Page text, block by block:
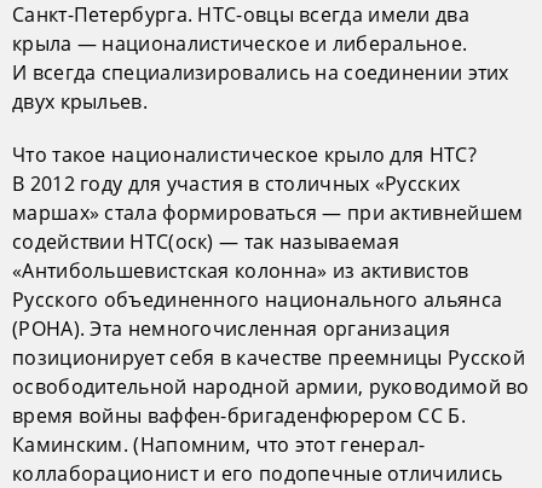
Санкт-Петербурга. НТС-овцы всегда имели два
крыла — националистическое и либеральное.
И всег­да специализировались на соединении этих
двух крыльев.
Что такое националистическое крыло для НТС?
В 2012 году для участия в столичных «Русских
маршах» стала формироваться — при активнейшем
содействии НТС(оск) — так называемая
«Антибольшевистская колонна» из активистов
Русского объединенного национального альянса
(РОНА). Эта немногочисленная организация
позиционирует себя в качестве преемницы Русской
освободительной народной армии, руководимой во
время войны ваффен-бригаденфюрером СС Б.
Каминским. (Напомним, что этот генерал-
коллаборационист и его подопечные отличились